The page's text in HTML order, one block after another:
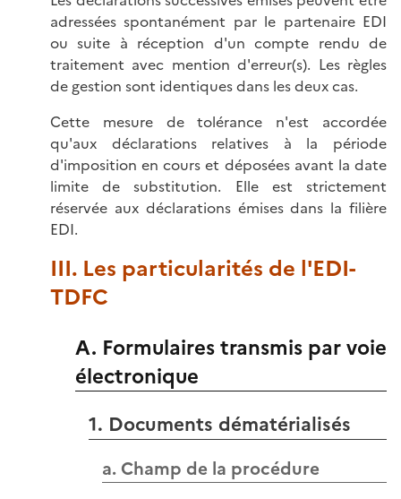
adressées spontanément par le partenaire EDI
ou suite à réception d'un compte rendu de
traitement avec mention d'erreur(s). Les règles
de gestion sont identiques dans les deux cas.
Cette mesure de tolérance n'est accordée
qu'aux déclarations relatives à la période
d'imposition en cours et déposées avant la date
limite de substitution. Elle est strictement
réservée aux déclarations émises dans la filière
EDI.
III. Les particularités de l'EDI-
TDFC
A. Formulaires transmis par voie
électronique
1. Documents dématérialisés
a. Champ de la procédure